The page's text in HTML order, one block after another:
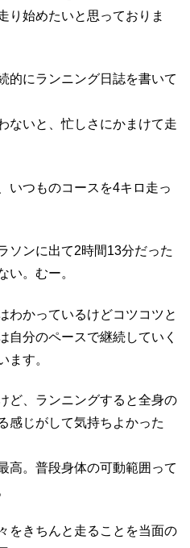
り始めたいと思っておりま
的にランニング日誌を書いて
ないと、忙しさにかまけて走
いつものコースを4キロ走っ
ソンに出て2時間13分だった
い。むー。
わかっているけどコツコツと
自分のペースで継続していく
ます。
ど、ランニングすると全身の
感じがして気持ちよかった
高。普段身体の可動範囲って
をきちんと走ることを当面の